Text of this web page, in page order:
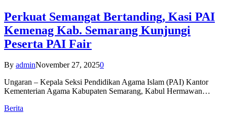
Perkuat Semangat Bertanding, Kasi PAI
Kemenag Kab. Semarang Kunjungi
Peserta PAI Fair
By adminNovember 27, 20250
Ungaran – Kepala Seksi Pendidikan Agama Islam (PAI) Kantor
Kementerian Agama Kabupaten Semarang, Kabul Hermawan…
Berita